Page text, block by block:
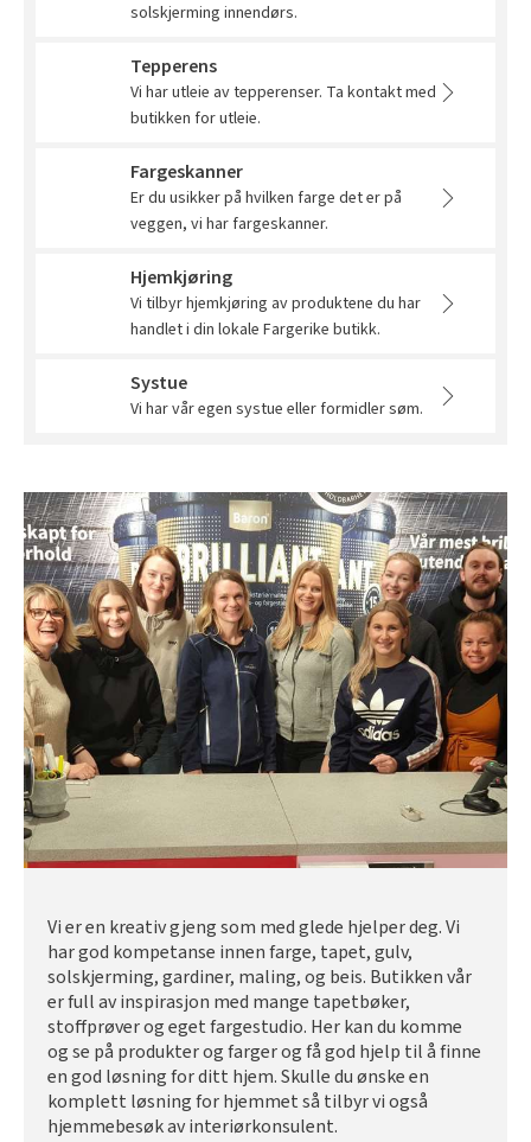
Tarkett Shade Eik Soft Beige Parkett
solskjerming innendørs.
Tepperens
Vi har utleie av tepperenser. Ta kontakt med
butikken for utleie.
Fargeskanner
Er du usikker på hvilken farge det er på
veggen, vi har fargeskanner.
Hjemkjøring
Vi tilbyr hjemkjøring av produktene du har
handlet i din lokale Fargerike butikk.
Systue
Vi har vår egen systue eller formidler søm.
Vi er en kreativ gjeng som med glede hjelper deg. Vi
har god kompetanse innen farge, tapet, gulv,
solskjerming, gardiner, maling, og beis. Butikken vår
er full av inspirasjon med mange tapetbøker,
stoffprøver og eget fargestudio. Her kan du komme
og se på produkter og farger og få god hjelp til å finne
en god løsning for ditt hjem. Skulle du ønske en
komplett løsning for hjemmet så tilbyr vi også
hjemmebesøk av interiørkonsulent.